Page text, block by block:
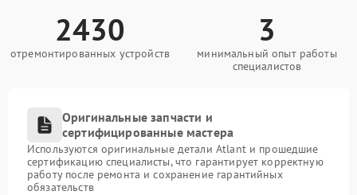
2430
отремонтированных устройств
3
минимальный опыт работы
специалистов
Оригинальные запчасти и
сертифицированные мастера
Используются оригинальные детали Atlant и прошедшие
сертификацию специалисты, что гарантирует корректную
работу после ремонта и сохранение гарантийных
обязательств